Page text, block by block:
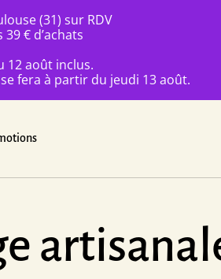
(31) sur RDV
€ d’achats
12 août inclus.
fera à partir du jeudi 13 août.